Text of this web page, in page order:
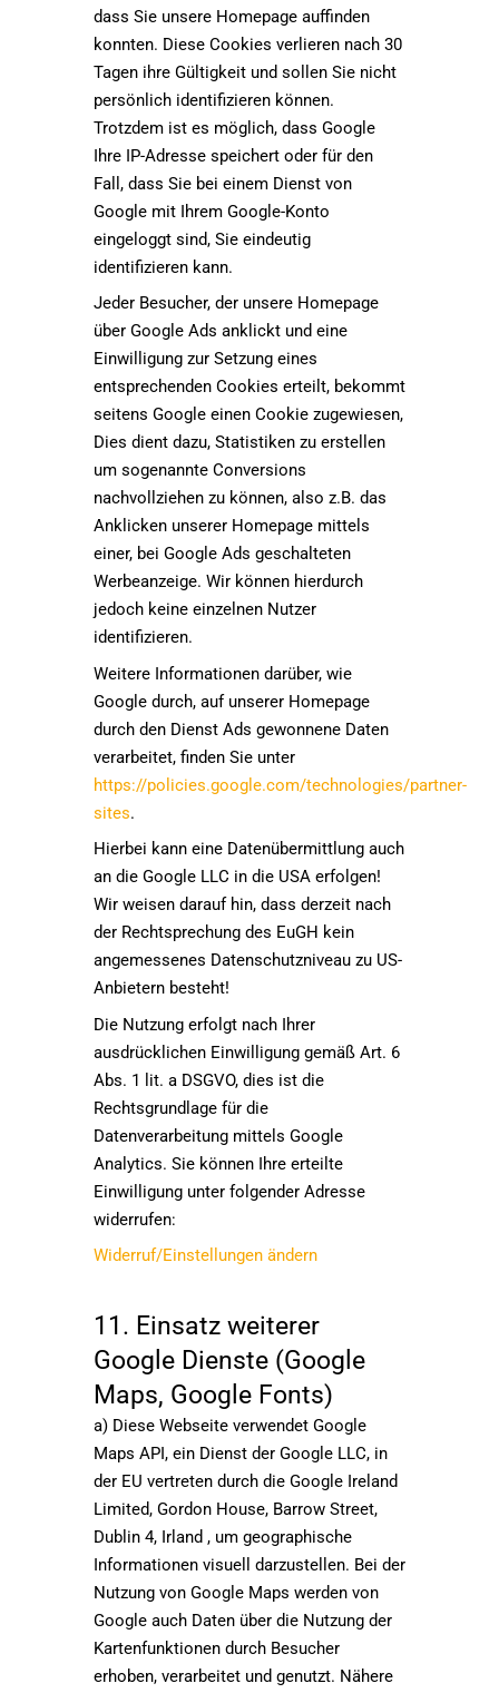
dass Sie unsere Homepage auffinden
konnten. Diese Cookies verlieren nach 30
Tagen ihre Gültigkeit und sollen Sie nicht
persönlich identifizieren können.
Trotzdem ist es möglich, dass Google
Ihre IP-Adresse speichert oder für den
Fall, dass Sie bei einem Dienst von
Google mit Ihrem Google-Konto
eingeloggt sind, Sie eindeutig
identifizieren kann.
Jeder Besucher, der unsere Homepage
über Google Ads anklickt und eine
Einwilligung zur Setzung eines
entsprechenden Cookies erteilt, bekommt
seitens Google einen Cookie zugewiesen,
Dies dient dazu, Statistiken zu erstellen
um sogenannte Conversions
nachvollziehen zu können, also z.B. das
Anklicken unserer Homepage mittels
einer, bei Google Ads geschalteten
Werbeanzeige. Wir können hierdurch
jedoch keine einzelnen Nutzer
identifizieren.
Weitere Informationen darüber, wie
Google durch, auf unserer Homepage
durch den Dienst Ads gewonnene Daten
verarbeitet, finden Sie unter
https://policies.google.com/technologies/partner-
sites.
Hierbei kann eine Datenübermittlung auch
an die Google LLC in die USA erfolgen!
Wir weisen darauf hin, dass derzeit nach
der Rechtsprechung des EuGH kein
angemessenes Datenschutzniveau zu US-
Anbietern besteht!
Die Nutzung erfolgt nach Ihrer
ausdrücklichen Einwilligung gemäß Art. 6
Abs. 1 lit. a DSGVO, dies ist die
Rechtsgrundlage für die
Datenverarbeitung mittels Google
Analytics. Sie können Ihre erteilte
Einwilligung unter folgender Adresse
widerrufen:
Widerruf/Einstellungen ändern
11. Einsatz weiterer
Google Dienste (Google
Maps, Google Fonts)
a) Diese Webseite verwendet Google
Maps API, ein Dienst der Google LLC, in
der EU vertreten durch die Google Ireland
Limited, Gordon House, Barrow Street,
Dublin 4, Irland , um geographische
Informationen visuell darzustellen. Bei der
Nutzung von Google Maps werden von
Google auch Daten über die Nutzung der
Kartenfunktionen durch Besucher
erhoben, verarbeitet und genutzt. Nähere